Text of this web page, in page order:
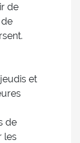
de
et
de
les